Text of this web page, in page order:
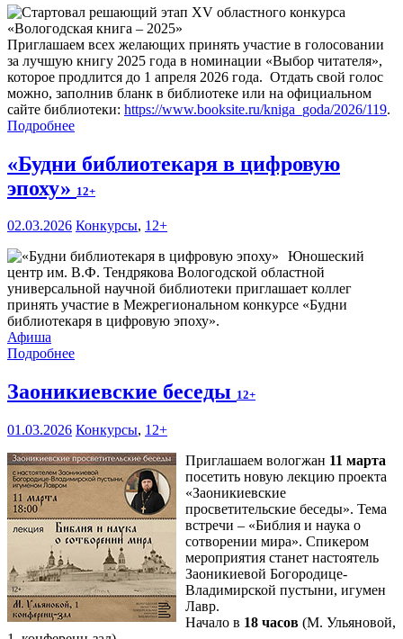
Приглашаем всех желающих принять участие в голосовании
за лучшую книгу 2025 года в номинации «Выбор читателя»,
которое продлится до 1 апреля 2026 года. Отдать свой голос
можно, заполнив бланк в библиотеке или на официальном
сайте библиотеки: https://www.booksite.ru/kniga_goda/2026/119.
Подробнее
«Будни библиотекаря в цифровую
эпоху» 12+
02.03.2026 Конкурсы, 12+
Юношеский
центр им. В.Ф. Тендрякова Вологодской областной
универсальной научной библиотеки приглашает коллег
принять участие в Межрегиональном конкурсе «Будни
библиотекаря в цифровую эпоху».
Афиша
Подробнее
Заоникиевские беседы 12+
01.03.2026 Конкурсы, 12+
Приглашаем вологжан 11 марта
посетить новую лекцию проекта
«Заоникиевские
просветительские беседы». Тема
встречи – «Библия и наука о
сотворении мира». Спикером
мероприятия станет настоятель
Заоникиевой Богородице-
Владимирской пустыни, игумен
Лавр.
Начало в 18 часов (М. Ульяновой,